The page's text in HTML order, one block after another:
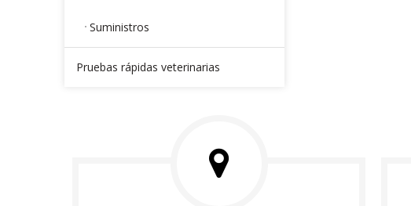
Suministros
Pruebas rápidas veterinarias